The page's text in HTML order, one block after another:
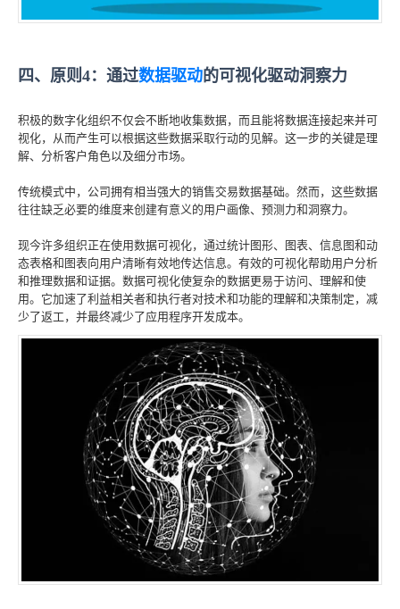
四、原则4：通过数据驱动的可视化驱动洞察力
积极的数字化组织不仅会不断地收集数据，而且能将数据连接起来并可
视化，从而产生可以根据这些数据采取行动的见解。这一步的关键是理
解、分析客户角色以及细分市场。
传统模式中，公司拥有相当强大的销售交易数据基础。然而，这些数据
往往缺乏必要的维度来创建有意义的用户画像、预测力和洞察力。
现今许多组织正在使用数据可视化，通过统计图形、图表、信息图和动
态表格和图表向用户清晰有效地传达信息。有效的可视化帮助用户分析
和推理数据和证据。数据可视化使复杂的数据更易于访问、理解和使
用。它加速了利益相关者和执行者对技术和功能的理解和决策制定，减
少了返工，并最终减少了应用程序开发成本。